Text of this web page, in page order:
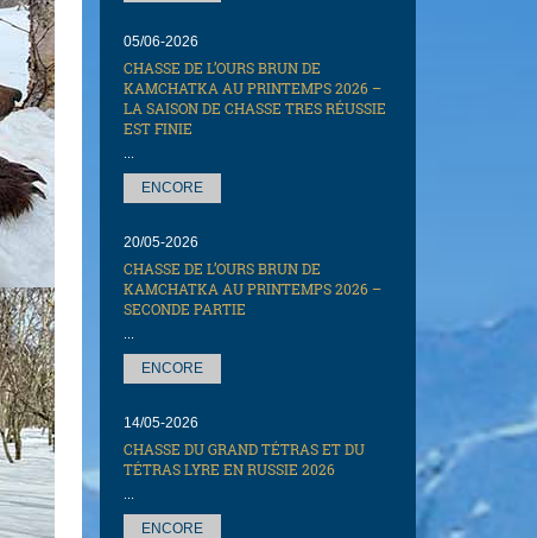
05/06-2026
CHASSE DE L’OURS BRUN DE
KAMCHATKA AU PRINTEMPS 2026 –
LA SAISON DE CHASSE TRES RÉUSSIE
EST FINIE
ENCORE
20/05-2026
CHASSE DE L’OURS BRUN DE
KAMCHATKA AU PRINTEMPS 2026 –
SECONDE PARTIE
ENCORE
14/05-2026
СHASSE DU GRAND TÉTRAS ET DU
TÉTRAS LYRE EN RUSSIE 2026
ENCORE